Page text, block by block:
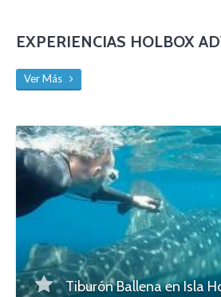
EXPERIENCIAS HOLBOX
Ver Más
Tiburón Ballena en Isla